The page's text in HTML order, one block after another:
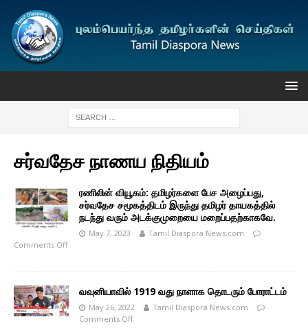
சர்வதேச நாணய நிதியம்
ரணிலின் வியூகம்: தமிழர்களை பேச அழைப்பது,
சர்வதேச சமூகத்திடம் இருந்து தமிழர் தாயகத்தில்
நடந்து வரும் அடக்குமுறையை மறைப்பதற்காகவே.
May 7, 2023
Tamil Diaspora News.com
Comments Off
வவுனியாவில் 1919 வது நாளாக தொடரும் போராட்டம்
May 26, 2022
Tamil Diaspora News.com
Comments Off